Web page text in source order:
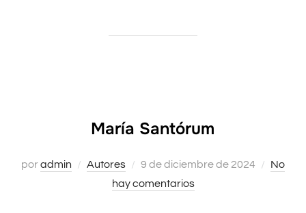
María Santórum
poradmin Autores
Publicado
el
9 de diciembre de 2024
No
hay comentarios